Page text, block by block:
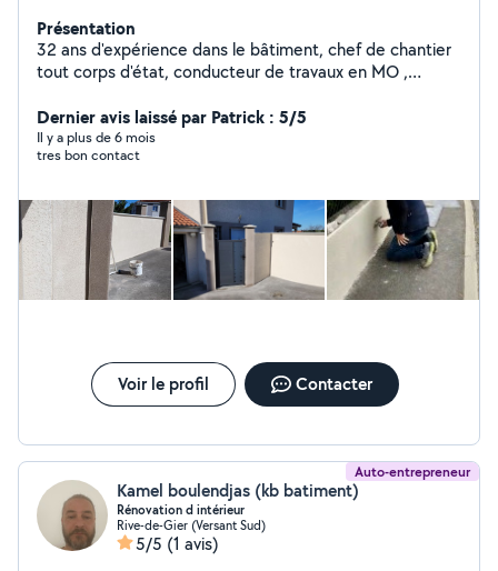
Présentation
32 ans d'expérience dans le bâtiment, chef de chantier
tout corps d'état, conducteur de travaux en MO ,
professionnel Je suis disponible pour vous accompagner
dans vos projets ( études financières, études de
faisabilité, coordination, plans , permis de construire,
int et ext, neuf et rénovation en Bâtiment général c'est
moi même qui fait les travaux
Dernier avis laissé par Patrick : 5/5
Il y a plus de 6 mois
tres bon contact
Voir le profil Contacter
Auto-entrepreneur
Kamel boulendjas (kb batiment)
Rénovation d intérieur
Rive-de-Gier (Versant Sud)
5/5 (1 avis)